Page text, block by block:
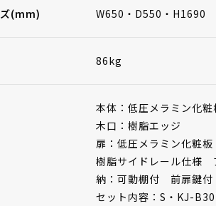
(mm) W650・D550・H1690
86kg
本体：低圧メラミン化粧
木口：樹脂エッジ
扉：低圧メラミン化粧板
樹脂サイドレール仕様
納：可動棚付 前扉鍵付
セット内容：S・KJ-